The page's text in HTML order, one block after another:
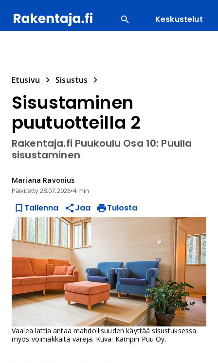
Keskustelut
Etusivu Sisustus
Sisustaminen
puutuotteilla 2
Rakentaja.fi Puukoulu Osa 10: Puulla
sisustaminen
Mariana Ravonius
Päivitetty28.07.2026•4 min
Tallenna Jaa Tulosta
Vaalea lattia antaa mahdollisuuden käyttää sisustuksessa
myös voimakkaita värejä. Kuva: Kampin Puu Oy.